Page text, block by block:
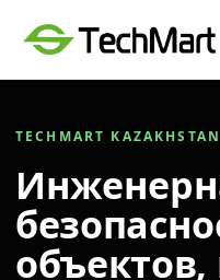
TECHMART
объектов,